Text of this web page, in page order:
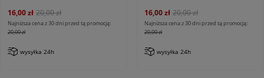
16,00 zł 20,00 zł
Najniższa cena z 30 dni przed tą promocją:
20,00 zł
wysyłka 24h
16,00 zł 20,00 zł
Najniższa cena z 30 dni przed tą promocją:
20,00 zł
wysyłka 24h